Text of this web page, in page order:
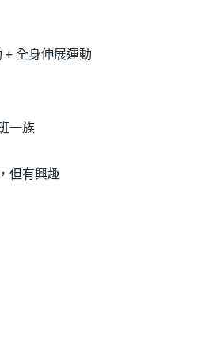
+ 全身伸展運動
一族
但有興趣